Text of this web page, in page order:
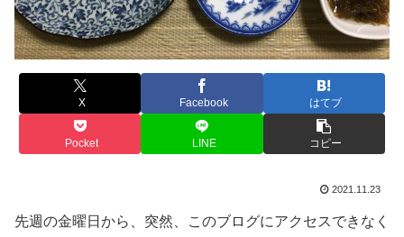
X Facebook はてブ
Pocket LINE コピー
2021.11.23
先週の金曜日から、突然、このブログにアクセスできなく